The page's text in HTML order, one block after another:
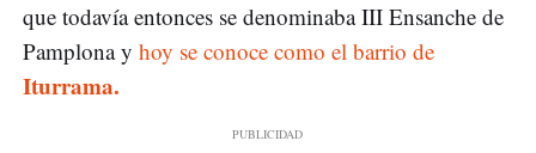
que todavía entonces se denominaba III Ensanche de
Pamplona y hoy se conoce como el barrio de
Iturrama.